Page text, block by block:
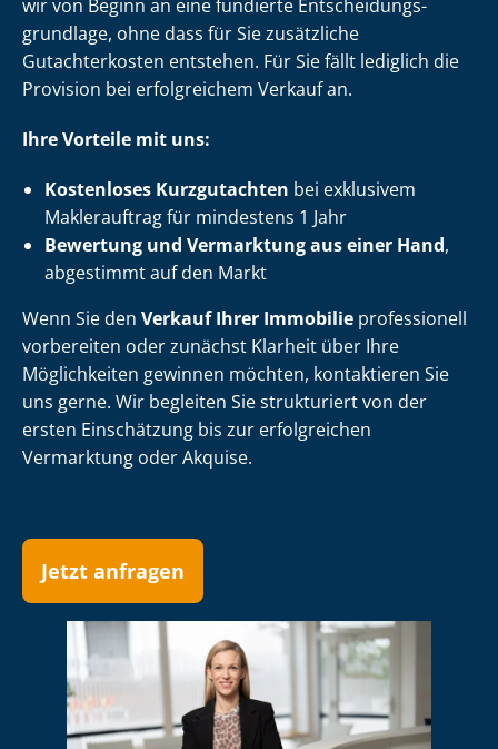
wir von Beginn an eine fundierte Ent­schei­dungs­
grund­la­ge, ohne dass für Sie zusätzliche
Gutachterkosten entstehen. Für Sie fällt lediglich die
Provision bei erfolgreichem Verkauf an.
Ihre Vorteile mit uns:
Kostenloses Kurzgutachten bei exklusivem
Maklerauftrag für mindestens 1 Jahr
Bewertung und Vermarktung aus einer Hand,
abgestimmt auf den Markt
Wenn Sie den Verkauf Ihrer Immobilie professionell
vorbereiten oder zunächst Klarheit über Ihre
Möglichkeiten gewinnen möchten, kontaktieren Sie
uns gerne. Wir begleiten Sie strukturiert von der
ersten Einschätzung bis zur erfolgreichen
Vermarktung oder Akquise.
Jetzt anfragen